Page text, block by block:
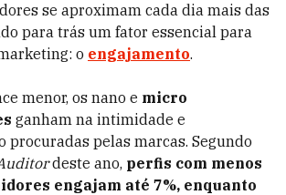
se aproximam cada dia mais das
para trás um fator essencial para
o engajamento.
menor, os nano e micro
ganham na intimidade e
procuradas pelas marcas. Segundo
deste ano, perfis com menos
engajam até 7%, enquanto